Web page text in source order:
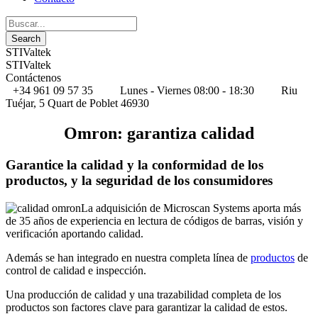
STIValtek
STIValtek
Contáctenos
+34 961 09 57 35
Lunes - Viernes 08:00 - 18:30
Riu
Tuéjar, 5 Quart de Poblet 46930
Omron: garantiza calidad
Garantice la calidad y la conformidad de los
productos, y la seguridad de los consumidores
La adquisición de Microscan Systems aporta más
de 35 años de experiencia en lectura de códigos de barras, visión y
verificación aportando calidad.
Además se han integrado en nuestra completa línea de productos de
control de calidad e inspección.
Una producción de calidad y una trazabilidad completa de los
productos son factores clave para garantizar la calidad de estos.